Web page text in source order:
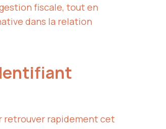
fiscale, tout en
dans la relation
retrouver rapidement cet